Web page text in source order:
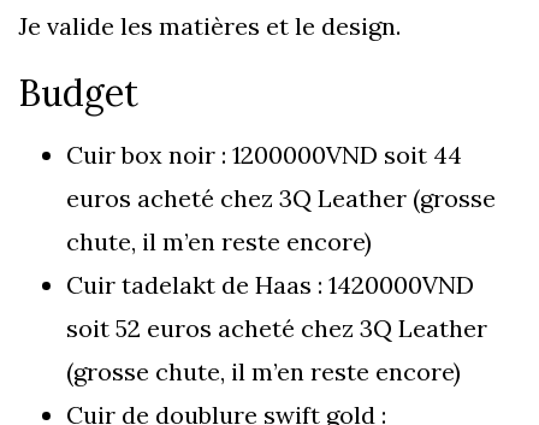
Je valide les matières et le design.
Budget
Cuir box noir : 1200000VND soit 44
euros acheté chez 3Q Leather (grosse
chute, il m’en reste encore)
Cuir tadelakt de Haas : 1420000VND
soit 52 euros acheté chez 3Q Leather
(grosse chute, il m’en reste encore)
Cuir de doublure swift gold :